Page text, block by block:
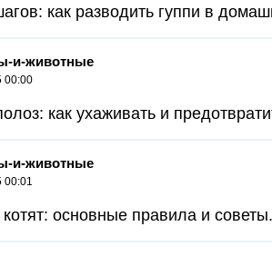
как разводить гуппи в
и-животные
00:00
как ухаживать и
и-животные
00:01
котят: основные правила и